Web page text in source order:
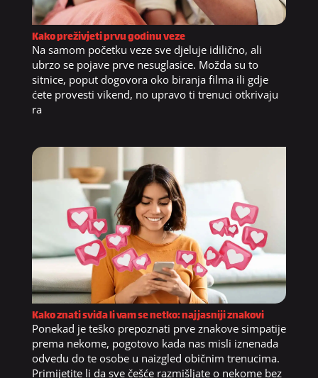
Kako preživjeti prvu godinu veze
Na samom početku veze sve djeluje idilično, ali
ubrzo se pojave prve nesuglasice. Možda su to
sitnice, poput dogovora oko biranja filma ili gdje
ćete provesti vikend, no upravo ti trenuci otkrivaju
ra
Kako znati sviđa li vam se netko: najjasniji znakovi
Ponekad je teško prepoznati prve znakove simpatije
prema nekome, pogotovo kada nas misli iznenada
odvedu do te osobe u naizgled običnim trenucima.
Primijetite li da sve češće razmišljate o nekome bez